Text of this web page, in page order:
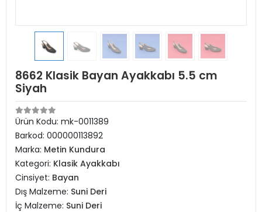
8662 Klasik Bayan Ayakkabı 5.5 cm
Siyah
Ürün Kodu: mk-0011389
Barkod: 000000113892
Marka: Metin Kundura
Kategori: Klasik Ayakkabı
Cinsiyet: Bayan
Dış Malzeme: Suni Deri
İç Malzeme: Suni Deri